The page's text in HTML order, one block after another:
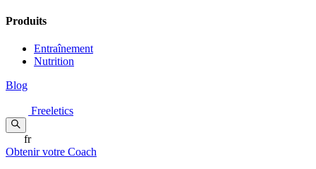
Produits
Entraînement
Nutrition
Blog
Freeletics
fr
Obtenir votre Coach